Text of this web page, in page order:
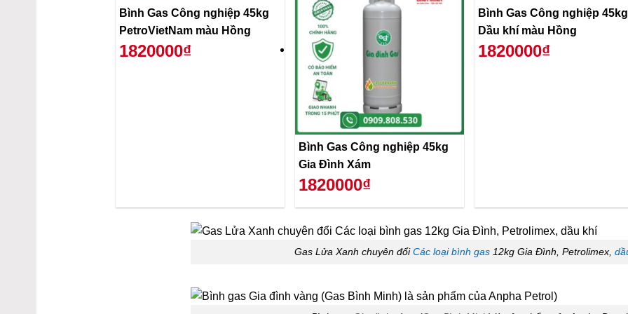
Bình Gas Công nghiệp 45kg
PetroVietNam màu Hồng
1820000₫
Bình Gas Công nghiệp 45kg
Gia Đình Xám
1820000₫
Bình Gas Công nghiệp 45kg
Dầu khí màu Hồng
1820000₫
Gas Lửa Xanh chuyên đổiCác loại bình gas12kg Gia Đình, Petrolimex,